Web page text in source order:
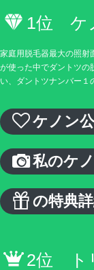
1位 ケ
家庭用脱毛器最大の照射
が使った中でダントツの
い、ダントツナンバー１
ケノン
私のケ
の特典
2位 ト